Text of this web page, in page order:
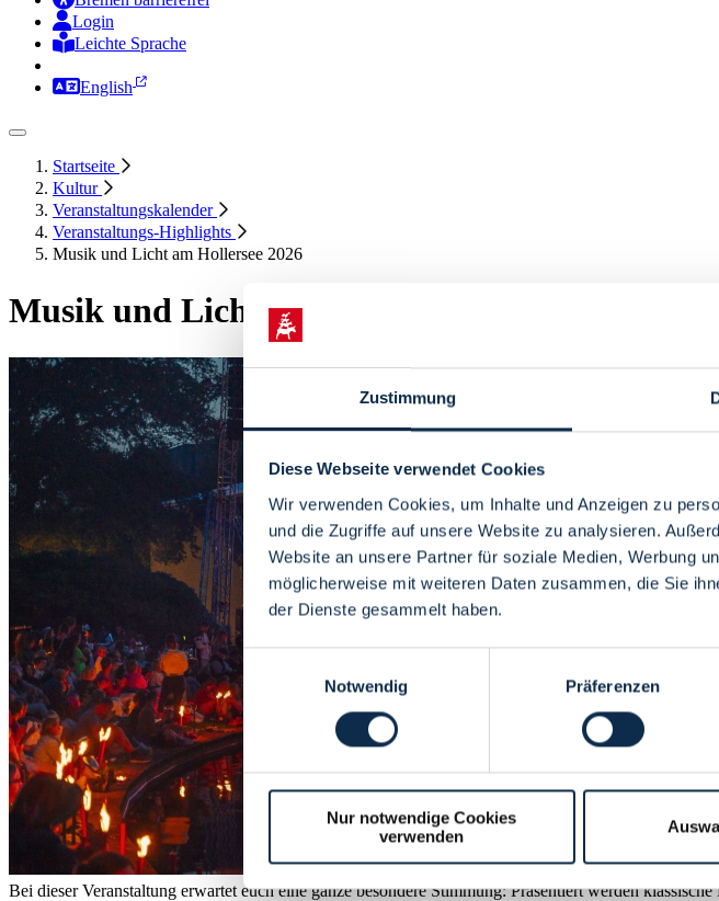
Zustimmung
Diese Webseite verwendet Cookies
Wir verwenden Cookies, um Inhalte und Anzeigen zu
und die Zugriffe auf unsere Website zu analysieren.
Website an unsere Partner für soziale Medien, Werbung
möglicherweise mit weiteren Daten zusammen, die Sie
der Dienste gesammelt haben.
Einwilligungsauswahl
Notwendig
Präferenzen
Nur notwendige Cookies
verwenden
Login
Leichte Sprache
English
Startseite
Kultur
Veranstaltungskalender
Veranstaltungs-Highlights
Musik und Licht am Hollersee 2026
Musik und Licht am Hollersee 2026
Bei dieser Veranstaltung erwartet euch eine ganze besondere Stimmung: Präsentiert werden